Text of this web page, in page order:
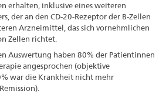
erhalten, inklusive eines weiteren
der an den CD-20-Rezeptor der B-Zellen
Arzneimittel, das sich vornehmlichen
Zellen richtet.
Auswertung haben 80% der Patientinnen
angesprochen (objektive
war die Krankheit nicht mehr